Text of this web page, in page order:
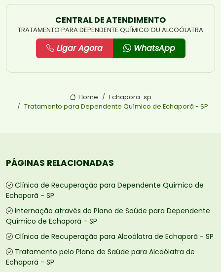
CENTRAL DE ATENDIMENTO
TRATAMENTO PARA DEPENDENTE QUÍMICO OU ALCOÓLATRA
Ligar Agora WhatsApp
Home
Echapora-sp
Tratamento para Dependente Químico de Echaporã - SP
PÁGINAS RELACIONADAS
Clínica de Recuperação para Dependente Químico de
Echaporã - SP
Internação através do Plano de Saúde para Dependente
Químico de Echaporã - SP
Clínica de Recuperação para Alcoólatra de Echaporã - SP
Tratamento pelo Plano de Saúde para Alcoólatra de
Echaporã - SP